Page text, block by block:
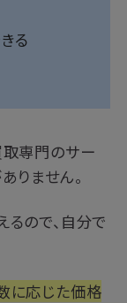
る
取専門のサー
りません。
ので、自分で
に応じた価格